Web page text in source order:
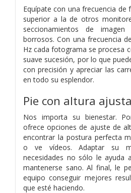
Equípate con una frecuencia de
superior a la de otros
seccionamientos de
borrosos. Con una frecuencia
Hz cada fotograma se procesa
suave sucesión, por lo que
con precisión y apreciar las
en todo su esplendor.
Pie con altura
Nos importa su bienestar.
ofrece opciones de ajuste de
encontrar la postura perfecta
o ve vídeos. Adaptar su
necesidades no sólo le ayuda
mantenerse sano. Al final, le
equipo conseguir mejores
que esté haciendo.